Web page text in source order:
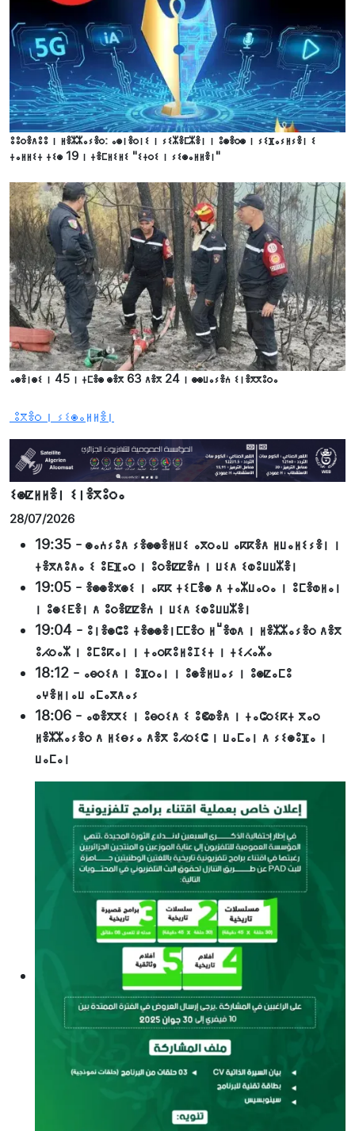
ⵓⵓⵔⴻⴷⵓⵓ ⵏ ⵍⴻⵣⵣⴰⵢⴻⵔ: ⴰⵙⵏⴻⵔⵏⵉ ⵏ ⵢⵉⵣⴻⵎⵣⴻⵏ ⵏ ⵓⵙⴻⵔⵙ ⵏ ⵢⵉⴼⴰⵢⵍⵢⴻⵏ ⵉ
ⵜⴰⵍⵍⵉⵜ ⵜⵉⵙ 19 ⵏ ⵜⴻⵎⵍⵉⵍⵉ "ⵉⵜⵔⵉ ⵏ ⵢⵉⵙⴰⵍⵍⴻⵏ"
ⴰⵙⴻⵏⵙⵉ ⵏ 45 ⵏ ⵜⵎⴻⵙ ⵙⴻⴳ 63 ⴷⴻⴳ 24 ⵏ ⵙⵙⵡⴰⵢⴻⵄ ⵉⵏⴻⴳⴳⵓⵔⴰ
ⵓⴳⴻⵔ ⵏ ⵢⵉⵙⴰⵍⵍⴻⵏ
ⵉⵙⵇⵍⵍⴻⵏ ⵉⵏⴻⴳⵓⵔⴰ
28/07/2026
19:35 - ⵙⴰⵄⵢⵓⴷ ⵢⴻⵙⵙⴻⵍⵡⵉ ⴰⴳⵔⴰⵡ ⴰⴽⴽⴻⴷ ⵍⵡⴰⵍⵉⵢⴻⵏ ⵏ
ⵜⴻⴳⴷⵓⴷⴰ ⵉ ⵓⴹⴼⴰⵔ ⵏ ⵓⵔⴻⵇⵇⴻⵄ ⵏ ⵡⵉⴷ ⵉⵀⵓⵡⵡⵣⴻⵏ
19:05 - ⴻⵙⵙⴻⵅⵙⵉ ⵏ ⴰⴽⴽ ⵜⵉⵎⴻⵙ ⴷ ⵜⴰⵣⵡⴰⵔⴰ ⵏ ⵓⵎⴻⵀⵍⴰⵏ
ⵏ ⵓⵙⵉⴹⴻⵏ ⴷ ⵓⵔⴻⵇⵇⴻⵄ ⵏ ⵡⵉⴷ ⵉⵀⵓⵡⵡⵣⴻⵏ
19:04 - ⵓⵏⴻⵙⵛⵓ ⵜⴻⵙⵙⴻⵏⵎⵎⴻⵔ ⵍⵯⴻⵀⴷ ⵏ ⵍⴻⵣⵣⴰⵢⴻⵔ ⴷⴻⴳ
ⵓⵃⵔⴰⵣ ⵏ ⵓⵎⵓⴽⴰⵏ ⵏ ⵜⴰⵔⴽⵓⵍⵓⵊⵉⵜ ⵏ ⵜⵉⵃⴰⵣⴰ
18:12 - ⴰⴱⵔⵉⴷ ⵏ ⵓⴼⵔⴰⵏ ⵏ ⵓⵙⴻⵍⵡⴰⵢ ⵏ ⵓⵙⵇⴰⵎⵓ
ⴰⵖⴻⵍⵏⴰⵡ ⴰⵎⴰⴳⴷⴰⵢ
18:06 - ⴰⵀⴻⴳⴳⵉ ⵏ ⵓⴱⵔⵉⴷ ⵉ ⵓⵞⵀⴻⴷ ⵏ ⵜⴰⵛⵔⵉⴽⵜ ⴳⴰⵔ
ⵍⴻⵣⵣⴰⵢⴻⵔ ⴷ ⵍⵉⴱⵢⴰ ⴷⴻⴳ ⵓⵃⵔⵉⵛ ⵏ ⵡⴰⵎⴰⵏ ⴷ ⵢⵉⵙⵓⴼⴰ ⵏ
ⵡⴰⵎⴰⵏ